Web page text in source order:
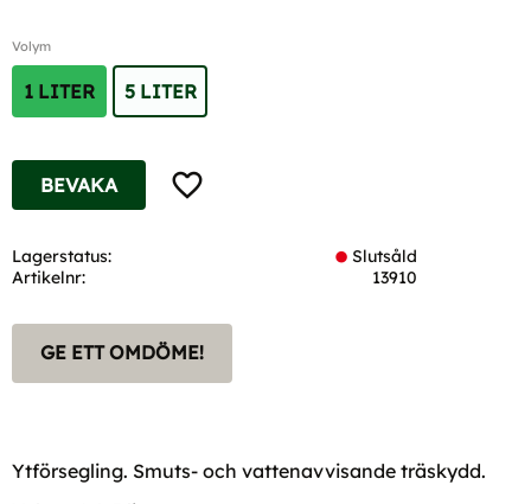
Volym
1 LITER 5 LITER
Lägg till i favoriter
BEVAKA
Lagerstatus
Slutsåld
Artikelnr
13910
GE ETT OMDÖME!
Ytförsegling. Smuts- och vattenavvisande träskydd.